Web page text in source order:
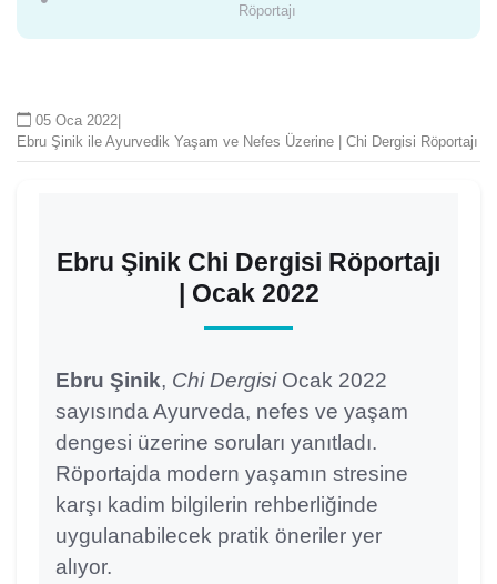
Röportajı
05 Oca 2022
Ebru Şinik ile Ayurvedik Yaşam ve Nefes Üzerine | Chi Dergisi Röportajı
Ebru Şinik Chi Dergisi Röportajı
| Ocak 2022
Ebru Şinik, Chi DergisiOcak 2022
sayısında Ayurveda, nefes ve yaşam
dengesi üzerine soruları yanıtladı.
Röportajda modern yaşamın stresine
karşı kadim bilgilerin rehberliğinde
uygulanabilecek pratik öneriler yer
alıyor.